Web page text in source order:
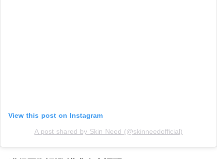
View this post on Instagram
A post shared by Skin Need (@skinneedofficial)